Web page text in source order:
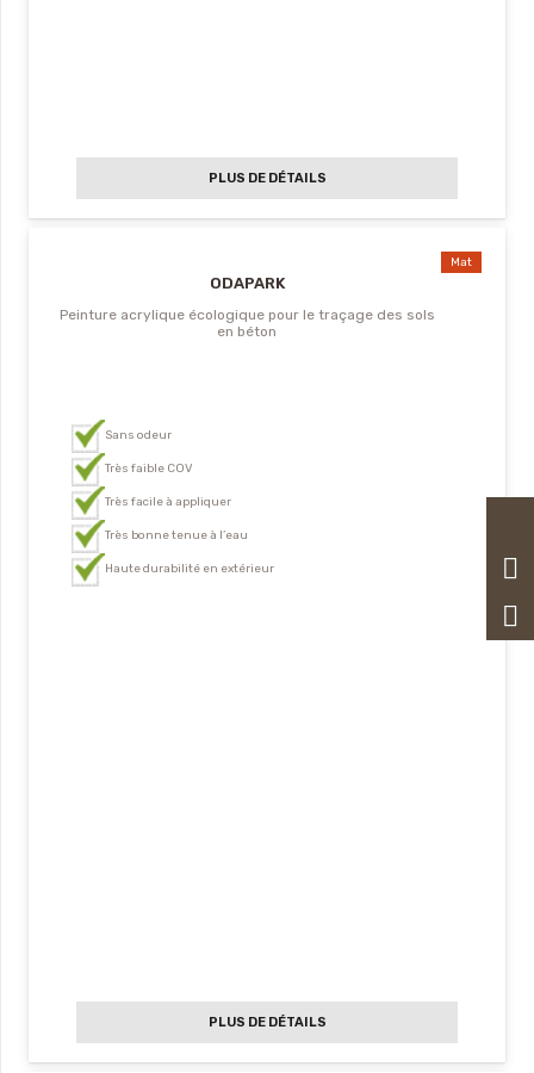
PLUS DE DÉTAILS
Mat
ODAPARK
Peinture acrylique écologique pour le traçage des sols
en béton
Sans odeur
Très faible COV
Très facile à appliquer
Très bonne tenue à l’eau
Haute durabilité en extérieur
PLUS DE DÉTAILS